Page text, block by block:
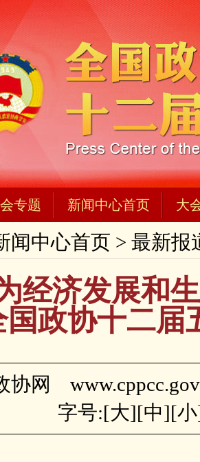
专题 新闻中心首页 大
闻中心首页 > 最新报
经济发展和
政协十二届
协网
字号:[大][中][小